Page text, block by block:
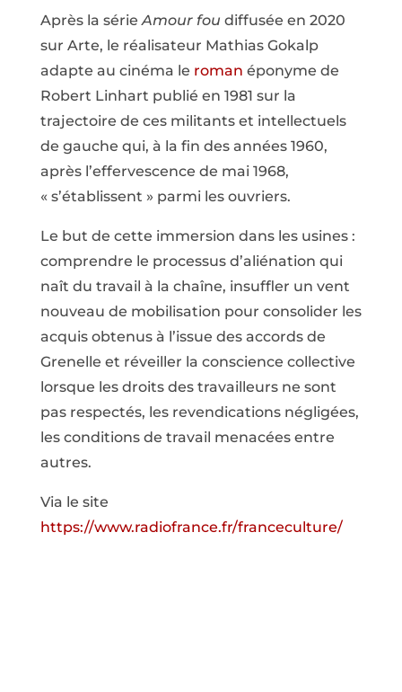
Après la série Amour fou diffusée en 2020
sur Arte, le réalisateur Mathias Gokalp
adapte au cinéma le roman éponyme de
Robert Linhart publié en 1981 sur la
trajectoire de ces militants et intellectuels
de gauche qui, à la fin des années 1960,
après l’effervescence de mai 1968,
« s’établissent » parmi les ouvriers.
Le but de cette immersion dans les usines :
comprendre le processus d’aliénation qui
naît du travail à la chaîne, insuffler un vent
nouveau de mobilisation pour consolider les
acquis obtenus à l’issue des accords de
Grenelle et réveiller la conscience collective
lorsque les droits des travailleurs ne sont
pas respectés, les revendications négligées,
les conditions de travail menacées entre
autres.
Via le site
https://www.radiofrance.fr/franceculture/